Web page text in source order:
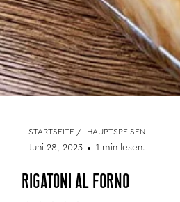
STARTSEITE / HAUPTSPEISEN
Juni 28, 2023 1 min lesen.
RIGATONI AL FORNO